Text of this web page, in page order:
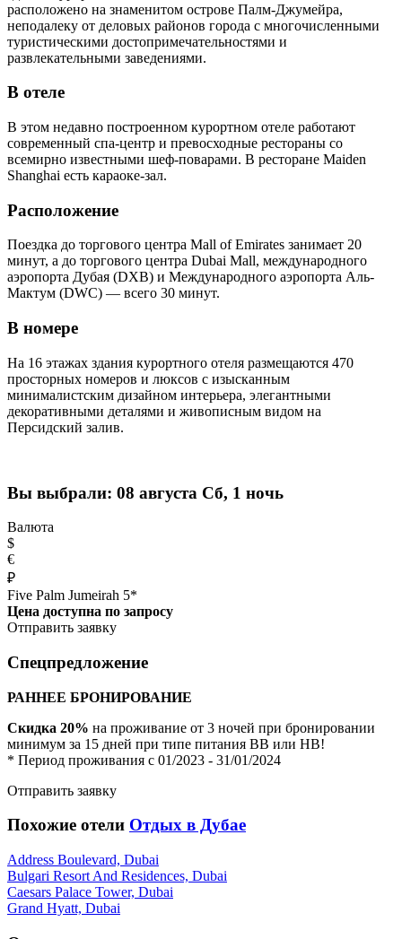
расположено на знаменитом острове Палм-Джумейра,
неподалеку от деловых районов города с многочисленными
туристическими достопримечательностями и
развлекательными заведениями.
В отеле
В этом недавно построенном курортном отеле работают
современный спа-центр и превосходные рестораны со
всемирно известными шеф-поварами. В ресторане Maiden
Shanghai есть караоке-зал.
Расположение
Поездка до торгового центра Mall of Emirates занимает 20
минут, а до торгового центра Dubai Mall, международного
аэропорта Дубая (DXB) и Международного аэропорта Аль-
Мактум (DWC) — всего 30 минут.
В номере
На 16 этажах здания курортного отеля размещаются 470
просторных номеров и люксов с изысканным
минималистским дизайном интерьера, элегантными
декоративными деталями и живописным видом на
Персидский залив.
Вы выбрали: 08 августа Сб, 1 ночь
Валюта
$
€
₽
Five Palm Jumeirah 5*
Цена доступна по запросу
Отправить заявку
Спецпредложение
РАННЕЕ БРОНИРОВАНИЕ
Скидка 20% на проживание от 3 ночей при бронировании
минимум за 15 дней при типе питания BB или HB!
* Период проживания с 01/2023 - 31/01/2024
Отправить заявку
Похожие отели Отдых в Дубае
Address Boulevard, Dubai
Bulgari Resort And Residences, Dubai
Caesars Palace Tower, Dubai
Grand Hyatt, Dubai